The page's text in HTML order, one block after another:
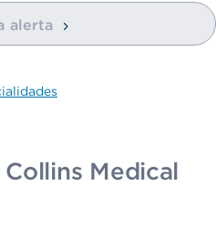
alerta
Medical